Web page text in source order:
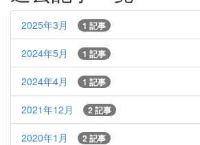
2025年3月 1 記事
2024年5月 1 記事
2024年4月 1 記事
2021年12月 2 記事
2020年1月 2 記事